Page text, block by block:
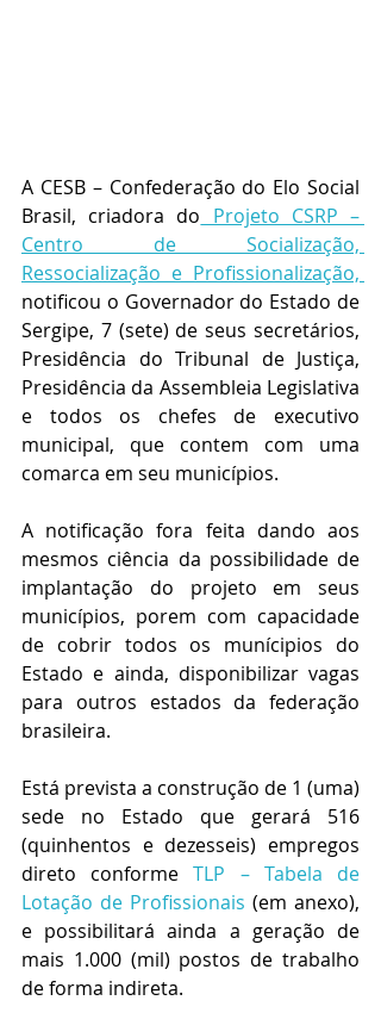
A CESB – Confederação do Elo Social
Brasil, criadora do Projeto CSRP –
Centro de Socialização,
notificou o Governador do Estado de
Sergipe, 7 (sete) de seus secretários,
Presidência do Tribunal de Justiça,
Presidência da Assembleia Legislativa
e todos os chefes de executivo
municipal, que contem com uma
comarca em seu municípios.
A notificação fora feita dando aos
mesmos ciência da possibilidade de
implantação do projeto em seus
municípios, porem com capacidade
de cobrir todos os munícipios do
Estado e ainda, disponibilizar vagas
para outros estados da federação
brasileira.
Está prevista a construção de 1 (uma)
sede no Estado que gerará 516
(quinhentos e dezesseis) empregos
direto conforme TLP – Tabela de
Lotação de Profissionais (em anexo),
e possibilitará ainda a geração de
mais 1.000 (mil) postos de trabalho
de forma indireta.